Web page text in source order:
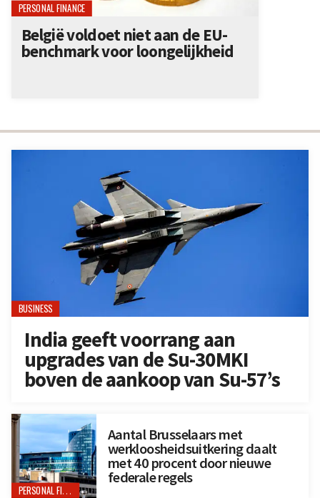
BUSINESS
India geeft voorrang aan
upgrades van de Su-30MKI
boven de aankoop van Su-57’s
PERSONAL FINANCE
Aantal Brusselaars met
werkloosheidsuitkering daalt
met 40 procent door nieuwe
federale regels
PERSONAL FINANCE
België voldoet niet aan de EU-
benchmark voor loongelijkheid